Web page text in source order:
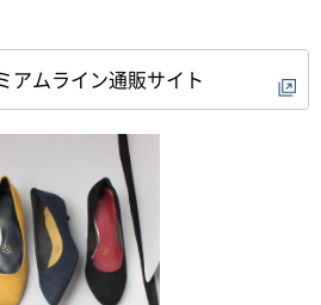
アムライン通販サイト